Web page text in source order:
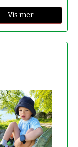
Vis mer